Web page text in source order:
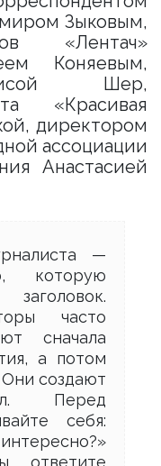
Зыковым,
«Лентач»
Коняевым,
Шер,
«Красивая
директором
ассоциации
Анастасией
—
которую
часто
сначала
а потом
создают
Перед
себя:
ответите